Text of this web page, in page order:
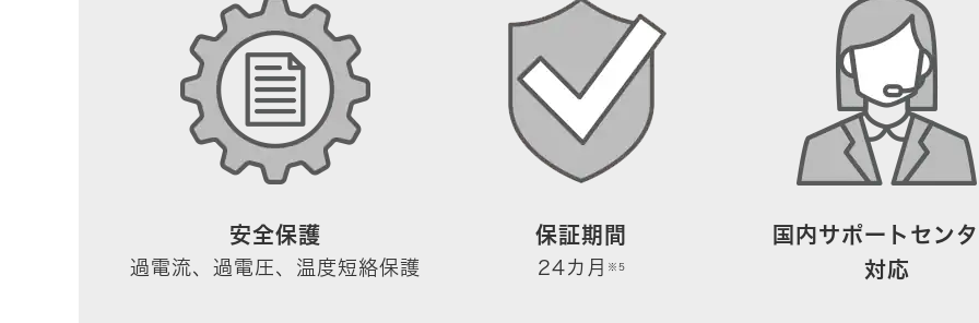
安全保護
過電流、過電圧、温度短絡保護
保証期間
24カ月 ※5
国内サポートセン
対応